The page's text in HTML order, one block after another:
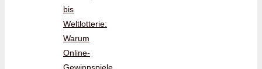
bis
Weltlotterie:
Warum
Online-
Gewinnspiele